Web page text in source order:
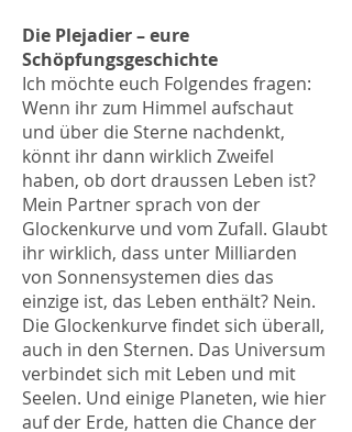
Die Plejadier – eure
Schöpfungsgeschichte
Ich möchte euch Folgendes fragen:
Wenn ihr zum Himmel aufschaut
und über die Sterne nachdenkt,
könnt ihr dann wirklich Zweifel
haben, ob dort draussen Leben ist?
Mein Partner sprach von der
Glockenkurve und vom Zufall. Glaubt
ihr wirklich, dass unter Milliarden
von Sonnensystemen dies das
einzige ist, das Leben enthält? Nein.
Die Glockenkurve findet sich überall,
auch in den Sternen. Das Universum
verbindet sich mit Leben und mit
Seelen. Und einige Planeten, wie hier
auf der Erde, hatten die Chance der